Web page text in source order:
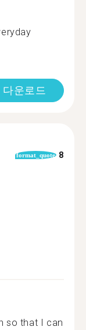
다운로드
format_quote 8
so that I can